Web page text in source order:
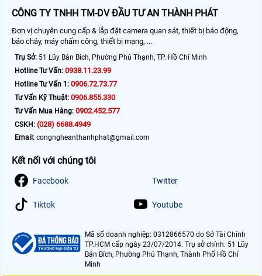
CÔNG TY TNHH TM-DV ĐẦU TƯ AN THÀNH PHÁT
Đơn vị chuyên cung cấp & lắp đặt camera quan sát, thiết bị báo động,
báo cháy, máy chấm công, thiết bị mạng, ...
Trụ Sở: 51 Lũy Bán Bích, Phường Phú Thạnh, TP. Hồ Chí Minh
Hotline Tư Vấn: 0938.11.23.99
Hotline Tư Vấn 1: 0906.72.73.77
Tư Vấn Kỹ Thuật: 0906.855.330
Tư Vấn Mua Hàng: 0902.452.577
CSKH: (028) 6688.4949
Email: congngheanthanhphat@gmail.com
Kết nối với chúng tôi
Facebook Twitter
Tiktok Youtube
Mã số doanh nghiệp: 0312866570 do Sở Tài Chính
TP.HCM cấp ngày 23/07/2014. Trụ sở chính: 51 Lũy
Bán Bích, Phường Phú Thạnh, Thành Phố Hồ Chí
Minh